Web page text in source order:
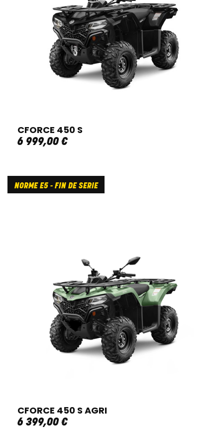
CFORCE 450 S
6 999,00€
NORME E5 - FIN DE SERIE
CFORCE 450 S AGRI
6 399,00€